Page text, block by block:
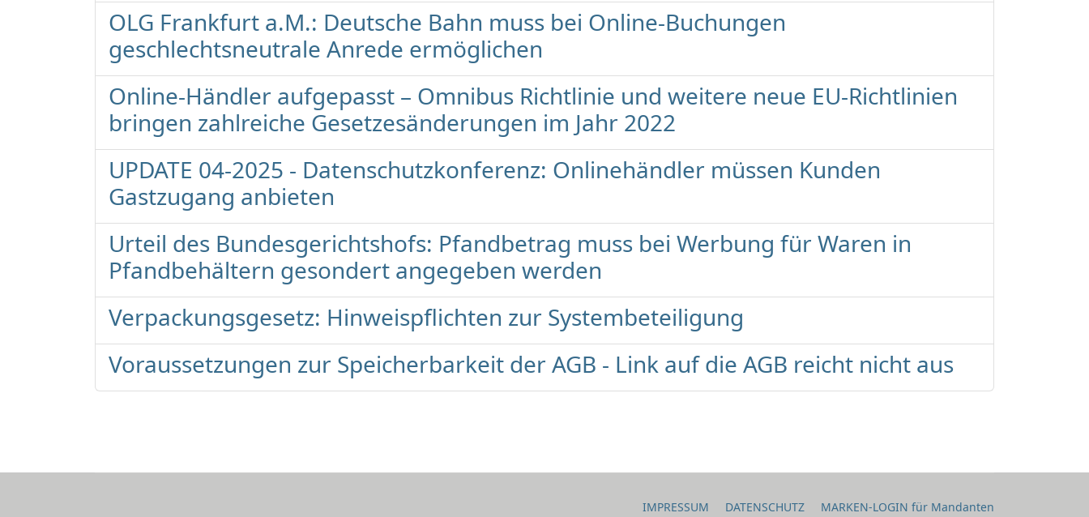
OLG Frankfurt a.M.: Deutsche Bahn muss bei Online-Buchungen
geschlechtsneutrale Anrede ermöglichen
Online-Händler aufgepasst – Omnibus Richtlinie und weitere neue EU-Richtlinien
bringen zahlreiche Gesetzesänderungen im Jahr 2022
UPDATE 04-2025 - Datenschutzkonferenz: Onlinehändler müssen Kunden
Gastzugang anbieten
Urteil des Bundesgerichtshofs: Pfandbetrag muss bei Werbung für Waren in
Pfandbehältern gesondert angegeben werden
Verpackungsgesetz: Hinweispflichten zur Systembeteiligung
Voraussetzungen zur Speicherbarkeit der AGB - Link auf die AGB reicht nicht aus
IMPRESSUM DATENSCHUTZ MARKEN-LOGIN für Mandanten